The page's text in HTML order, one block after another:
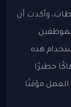
وأكدت أن
هذه
خطيرًا
مؤقتًا.